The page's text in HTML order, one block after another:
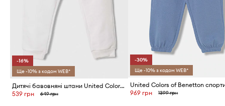
-16%
Ще -10% з кодом WEB*
Дитячі бавовняні штани United Colors of Benetton
539 грн
649 грн
-30%
Ще -10% з кодом WEB*
969 грн 1399 грн